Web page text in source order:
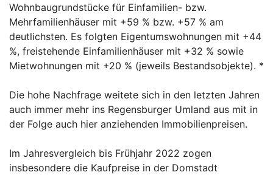
Wohnbaugrundstücke für Einfamilien- bzw.
Mehrfamilienhäuser mit +59 % bzw. +57 % am
deutlichsten. Es folgten Eigentumswohnungen mit +44
%, freistehende Einfamilienhäuser mit +32 % sowie
Mietwohnungen mit +20 % (jeweils Bestandsobjekte). *
Die hohe Nachfrage weitete sich in den letzten Jahren
auch immer mehr ins Regensburger Umland aus mit in
der Folge auch hier anziehenden Immobilienpreisen.
Im Jahresvergleich bis Frühjahr 2022 zogen
insbesondere die Kaufpreise in der Domstadt